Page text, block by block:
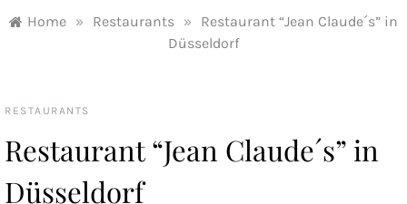
Home » Restaurants »
Restaurant “Jean Claude´s” in
Düsseldorf
RESTAURANTS
Restaurant “Jean Claude´s” in
Düsseldorf